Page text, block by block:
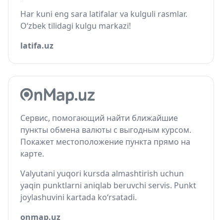
Har kuni eng sara latifalar va kulguli rasmlar.
O‘zbek tilidagi kulgu markazi!
latifa.uz
Сервис, помогающий найти ближайшие
пункты обмена валюты с выгодным курсом.
Покажет местоположение пункта прямо на
карте.
Valyutani yuqori kursda almashtirish uchun
yaqin punktlarni aniqlab beruvchi servis. Punkt
joylashuvini kartada ko‘rsatadi.
onmap.uz